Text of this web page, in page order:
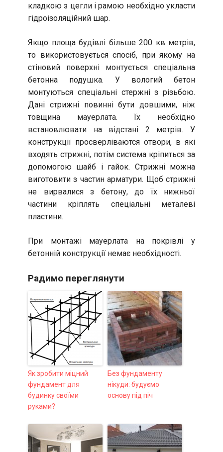
кладкою з цегли і рамою необхідно укласти
гідроізоляційний шар.
Якщо площа будівлі більше 200 кв метрів,
то використовується спосіб, при якому на
стіновий поверхні монтується спеціальна
бетонна подушка. У вологий бетон
монтуються спеціальні стержні з різьбою.
Дані стрижні повинні бути довшими, ніж
товщина мауерлата. Їх необхідно
встановлювати на відстані 2 метрів. У
конструкції просверліваются отвори, в які
входять стрижні, потім система кріпиться за
допомогою шайб і гайок. Стрижні можна
виготовити з частин арматури. Щоб стрижні
не вирвалися з бетону, до їх нижньої
частини кріплять спеціальні металеві
пластини.
При монтажі мауерлата на покрівлі у
бетонній конструкції немає необхідності.
Радимо переглянути
Як зробити міцний
фундамент для
будинку своїми
руками?
Без фундаменту
нікуди: будуємо
основу під піч